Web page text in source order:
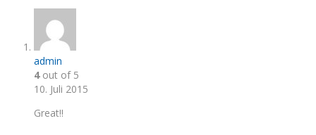
admin
4out of 5
10. Juli 2015
Great!!